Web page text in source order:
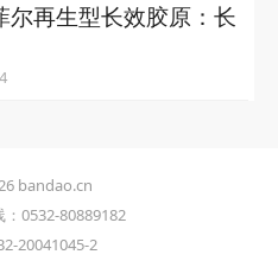
再生型长效胶原：长
bandao.cn
0532-80889182
20041045-2